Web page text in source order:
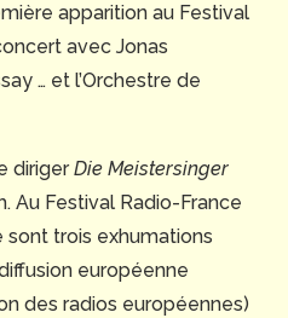
apparition au Festival
avec Jonas
… et l’Orchestre de
dirigerDie Meistersinger
Au Festival Radio-France
sont trois exhumations
européenne
des radios européennes)